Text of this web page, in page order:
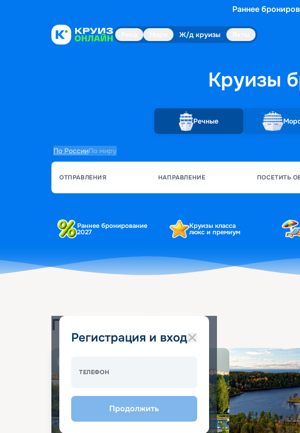
Раннее
Ж/д круизы
Круизы
Речные
По РоссииПо миру
ОТПРАВЛЕНИЯ НАПРАВЛЕНИЕ ПОСЕТИТЬ
Раннее бронирование
2027
Круизы класса
люкс и премиум
Регистрация и вход
ТЕЛЕФОН
Продолжить
Популярные круизы